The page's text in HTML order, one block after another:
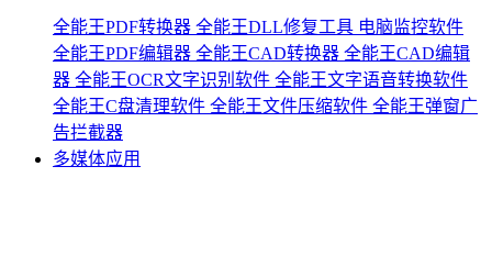
全能王PDF转换器 全能王DLL修复工具 电脑监控软件
全能王PDF编辑器 全能王CAD转换器 全能王CAD编辑
器 全能王OCR文字识别软件 全能王文字语音转换软件
全能王C盘清理软件 全能王文件压缩软件 全能王弹窗广
告拦截器
多媒体应用